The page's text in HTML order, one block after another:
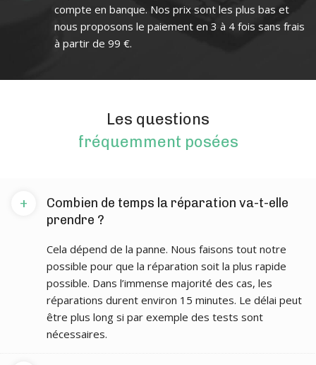
compte en banque. Nos prix sont les plus bas et
nous proposons le paiement en 3 à 4 fois sans frais
à partir de 99 €.
Les questions
fréquemment posées
Combien de temps la réparation va-t-elle
prendre ?
+
Cela dépend de la panne. Nous faisons tout notre
possible pour que la réparation soit la plus rapide
possible. Dans l’immense majorité des cas, les
réparations durent environ 15 minutes. Le délai peut
être plus long si par exemple des tests sont
nécessaires.